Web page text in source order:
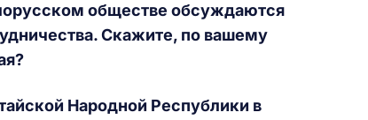
обществе обсуждаются
Скажите, по вашему
Народной Республики в